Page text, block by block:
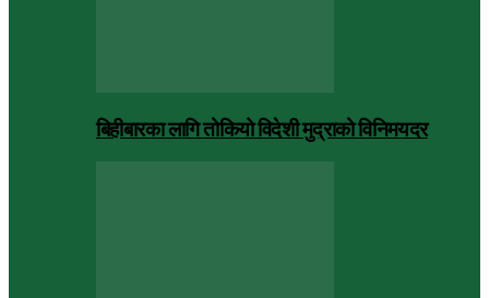
बिहीबारका लागि तोकियो विदेशी मुद्राको विनिमयदर